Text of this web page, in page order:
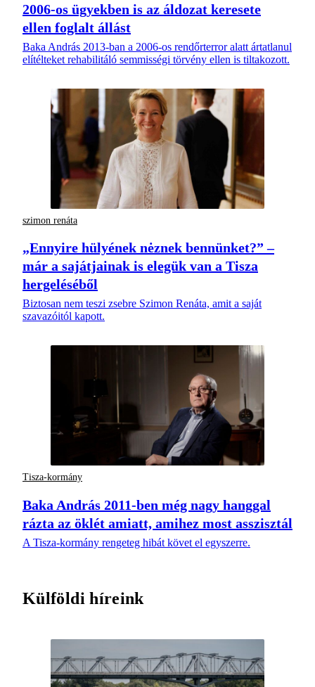
2006-os ügyekben is az áldozat keresete
ellen foglalt állást
Baka András 2013-ban a 2006-os rendőrterror alatt ártatlanul
elítélteket rehabilitáló semmisségi törvény ellen is tiltakozott.
szimon renáta
„Ennyire hülyének nėznek bennünket?” –
már a sajátjainak is elegük van a Tisza
hergeléséből
Biztosan nem teszi zsebre Szimon Renáta, amit a saját
szavazóitól kapott.
Tisza-kormány
Baka András 2011-ben még nagy hanggal
rázta az öklét amiatt, amihez most asszisztál
A Tisza-kormány rengeteg hibát követ el egyszerre.
Külföldi híreink